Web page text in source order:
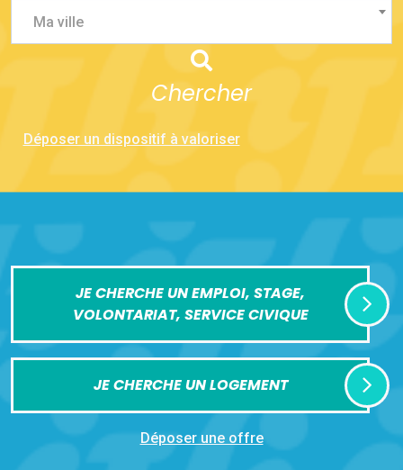
Ma ville
Chercher
Déposer un dispositif à valoriser
JE CHERCHE UN EMPLOI, STAGE,
VOLONTARIAT, SERVICE CIVIQUE
JE CHERCHE UN LOGEMENT
Déposer une offre